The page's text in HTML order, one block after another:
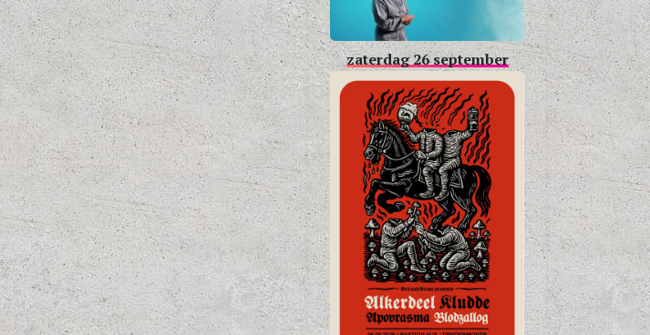
zaterdag 26 september